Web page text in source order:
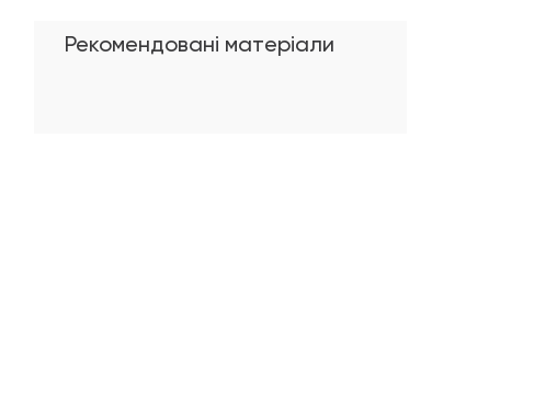
Рекомендовані матеріали